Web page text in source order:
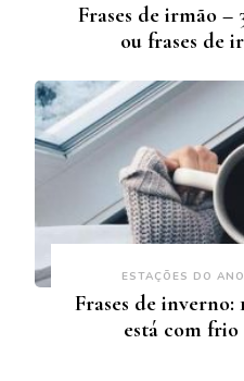
Frases de irmão –
ou frases de
ESTAÇÕES DO ANO
Frases de inverno:
está com